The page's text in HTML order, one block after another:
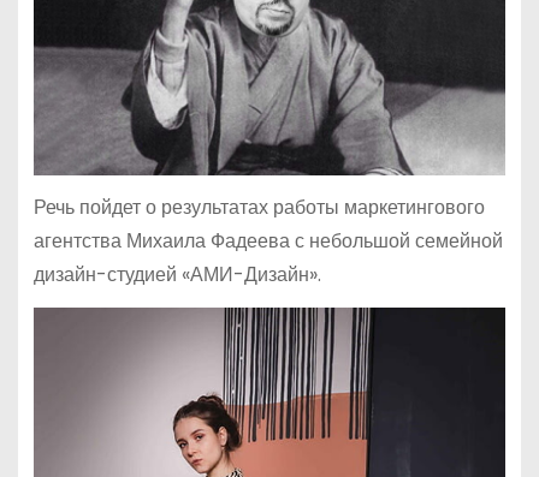
Речь пойдет о результатах работы маркетингового
агентства Михаила Фадеева с небольшой семейной
дизайн-студией «АМИ-Дизайн».